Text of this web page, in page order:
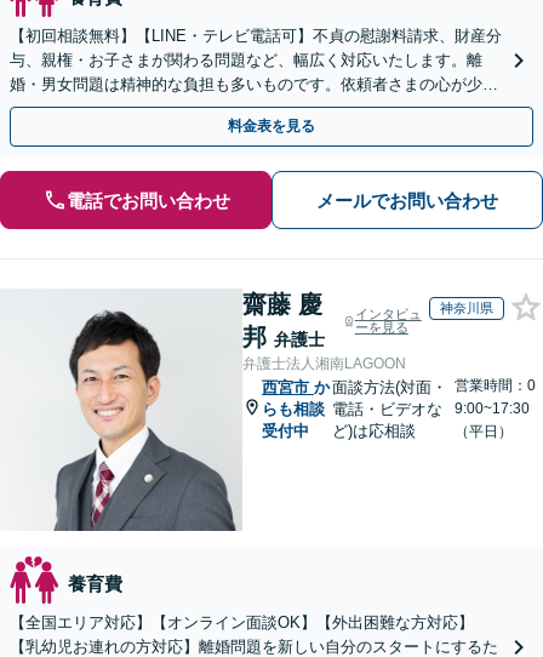
【初回相談無料】【LINE・テレビ電話可】不貞の慰謝料請求、財産分
与、親権・お子さまが関わる問題など、幅広く対応いたします。離
婚・男女問題は精神的な負担も多いものです。依頼者さまの心が少し
でも軽くなるよう、親身に寄り添って対応いたします。
料金表を見る
電話でお問い合わせ メールでお問い合わせ
齋藤 慶
邦 弁護士
インタビュ
ーを見る
神奈川県
弁護士法人湘南LAGOON
西宮市 か
らも相談
受付中
面談方法(対面・
電話・ビデオな
ど)は応相談
営業時間：0
9:00~17:30
（平日）
養育費
【全国エリア対応】【オンライン面談OK】【外出困難な方対応】
【乳幼児お連れの方対応】離婚問題を新しい自分のスタートにするた